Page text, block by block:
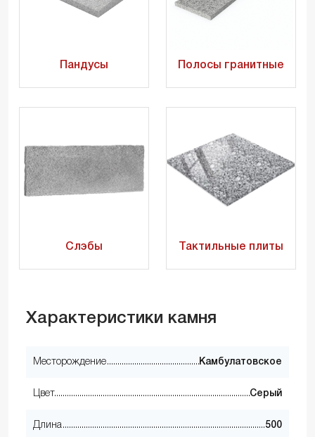
Пандусы Полосы гранитные
Слэбы Тактильные плиты
Характеристики камня
Месторождение Камбулатовское
Цвет Серый
Длина 500